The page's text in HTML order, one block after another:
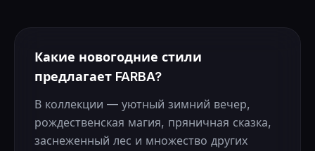
Какие новогодние стили
предлагает FARBA?
В коллекции — уютный зимний вечер,
рождественская магия, пряничная сказка,
заснеженный лес и множество других